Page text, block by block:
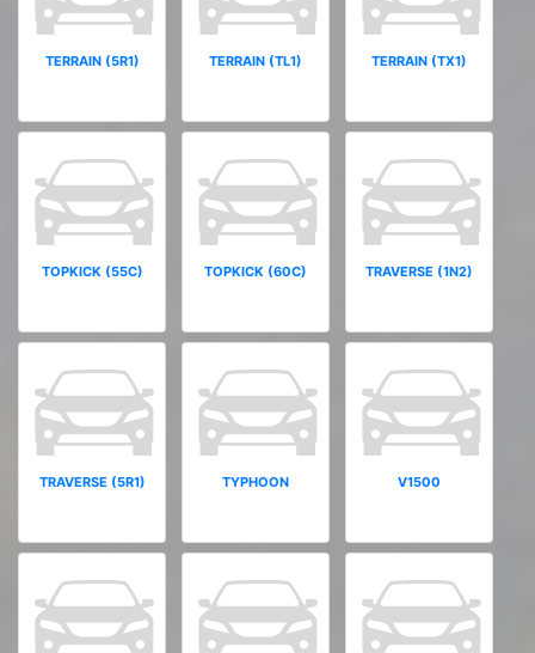
TERRAIN (5R1) TERRAIN (TL1) TERRAIN (TX1)
TOPKICK (55C) TOPKICK (60C) TRAVERSE (1N2)
TRAVERSE (5R1) TYPHOON V1500